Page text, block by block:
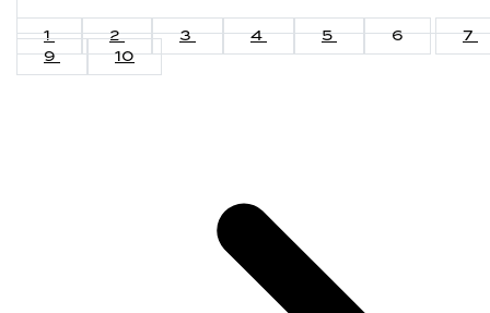
1 2 3 4 5 6
7
9
10